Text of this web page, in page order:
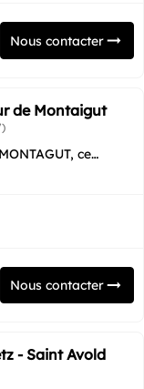
Nous contacter
de Montaigut
ce
une...
Nous contacter
- Saint Avold